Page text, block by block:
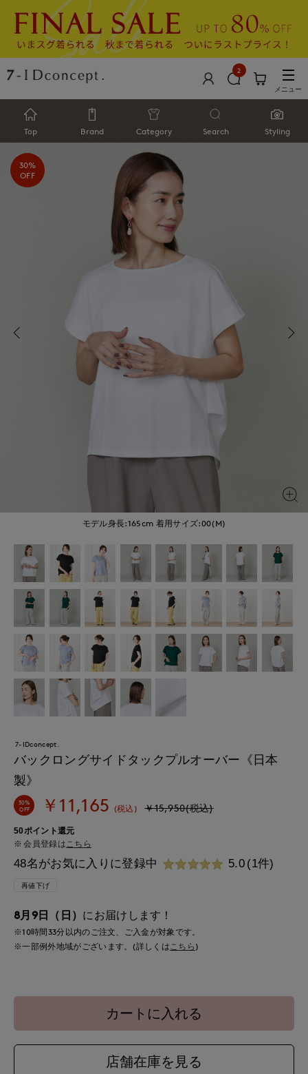
2
メニュー
Top Brand Category Search Styling
モデル身長:165cm 着用サイズ:00(M)
30%
OFF
7-IDconcept.
バックロングサイドタックプルオーバー《日本
製》
30%
OFF
￥11,165 (税込) ￥15,950(税込)
50ポイント還元
会員登録は こちら
48名がお気に入りに登録中 5.0 (1件)
再値下げ
8月9日（日） にお届けします！
※10時間33分以内のご注文、ご入金が対象です。
※一部例外地域がございます。(詳しくはこちら )
カートに入れる
店舗在庫を見る